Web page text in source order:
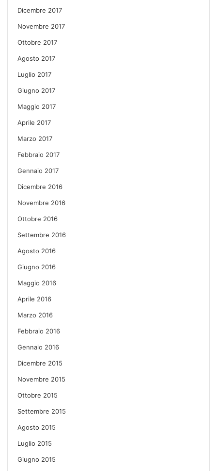
Dicembre 2017
Novembre 2017
Ottobre 2017
Agosto 2017
Luglio 2017
Giugno 2017
Maggio 2017
Aprile 2017
Marzo 2017
Febbraio 2017
Gennaio 2017
Dicembre 2016
Novembre 2016
Ottobre 2016
Settembre 2016
Agosto 2016
Giugno 2016
Maggio 2016
Aprile 2016
Marzo 2016
Febbraio 2016
Gennaio 2016
Dicembre 2015
Novembre 2015
Ottobre 2015
Settembre 2015
Agosto 2015
Luglio 2015
Giugno 2015